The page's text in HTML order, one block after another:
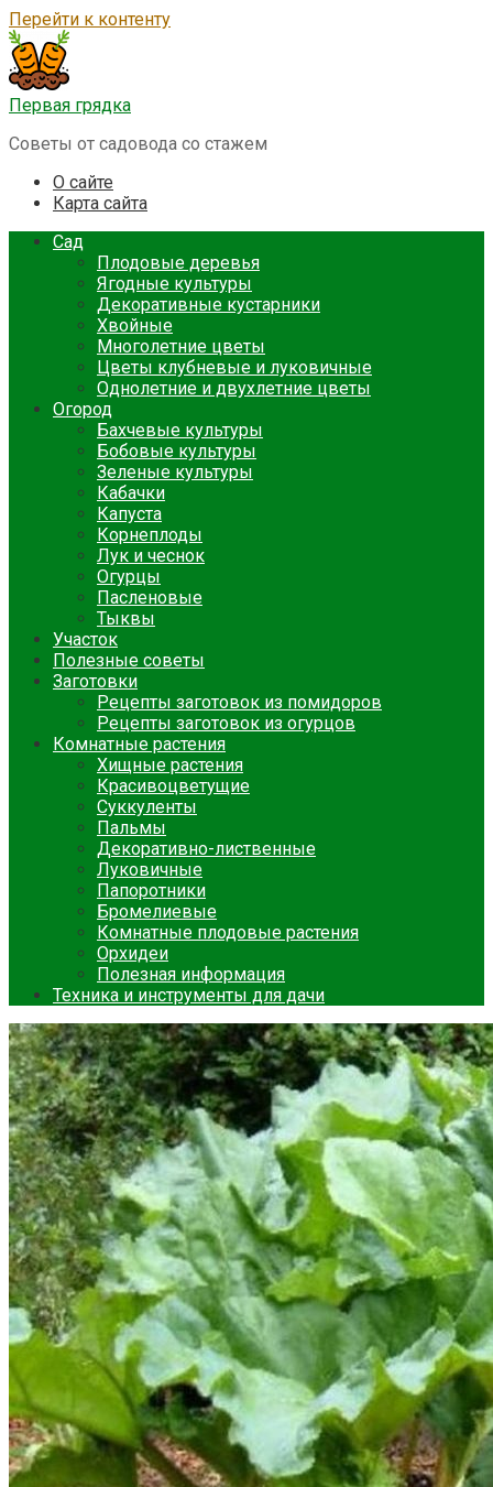
Перейти к контенту
Первая грядка
Советы от садовода со стажем
О сайте
Карта сайта
Сад
Плодовые деревья
Ягодные культуры
Декоративные кустарники
Хвойные
Многолетние цветы
Цветы клубневые и луковичные
Однолетние и двухлетние цветы
Огород
Бахчевые культуры
Бобовые культуры
Зеленые культуры
Кабачки
Капуста
Корнеплоды
Лук и чеснок
Огурцы
Пасленовые
Тыквы
Участок
Полезные советы
Заготовки
Рецепты заготовок из помидоров
Рецепты заготовок из огурцов
Комнатные растения
Хищные растения
Красивоцветущие
Суккуленты
Пальмы
Декоративно-лиственные
Луковичные
Папоротники
Бромелиевые
Комнатные плодовые растения
Орхидеи
Полезная информация
Техника и инструменты для дачи